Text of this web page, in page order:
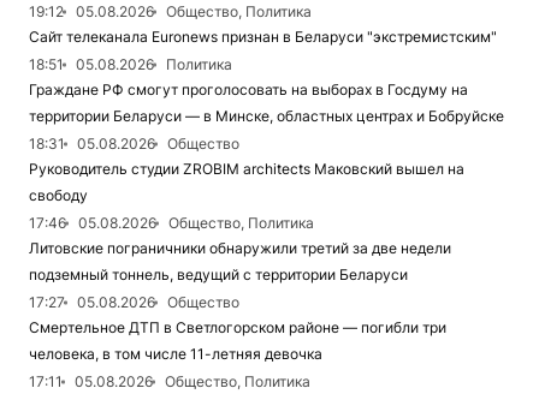
19:12
05.08.2026
Общество, Политика
Сайт телеканала Euronews признан в Беларуси "экстремистским"
18:51
05.08.2026
Политика
Граждане РФ смогут проголосовать на выборах в Госдуму на
территории Беларуси — в Минске, областных центрах и Бобруйске
18:31
05.08.2026
Общество
Руководитель студии ZROBIM architects Маковский вышел на
свободу
17:46
05.08.2026
Общество, Политика
Литовские пограничники обнаружили третий за две недели
подземный тоннель, ведущий с территории Беларуси
17:27
05.08.2026
Общество
Смертельное ДТП в Светлогорском районе — погибли три
человека, в том числе 11-летняя девочка
17:11
05.08.2026
Общество, Политика